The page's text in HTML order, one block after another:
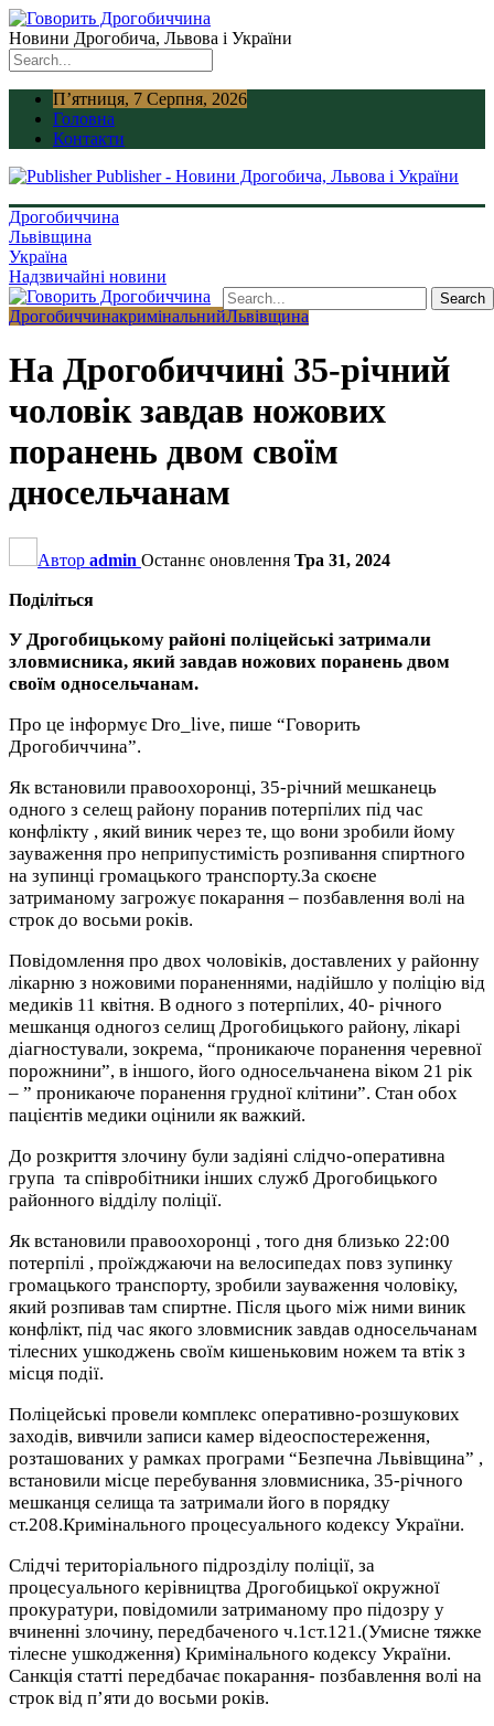
Новини Дрогобича, Львова і України
П’ятниця, 7 Серпня, 2026
Головна
Контакти
Publisher - Новини Дрогобича, Львова і України
Дрогобиччина
Львівщина
Україна
Надзвичайні новини
ДрогобиччинакримінальнийЛьвівщина
На Дрогобиччині 35-річний
чоловік завдав ножових
поранень двом своїм
дносельчанам
Автор admin Останнє оновлення Тра 31, 2024
Поділіться
У Дрогобицькому районі поліцейські затримали
зловмисника, який завдав ножових поранень двом
своїм односельчанам.
Про це інформує Dro_live, пише “Говорить
Дрогобиччина”.
Як встановили правоохоронці, 35-річний мешканець
одного з селещ району поранив потерпілих під час
конфлікту , який виник через те, що вони зробили йому
зауваження про неприпустимість розпивання спиртного
на зупинці громацького транспорту.За скоєне
затриманому загрожує покарання – позбавлення волі на
строк до восьми років.
Повідомлення про двох чоловіків, доставлених у районну
лікарню з ножовими пораненнями, надійшло у поліцію від
медиків 11 квітня. В одного з потерпілих, 40- річного
мешканця одногоз селищ Дрогобицького району, лікарі
діагностували, зокрема, “проникаюче поранення черевної
порожнини”, в іншого, його односельчанена віком 21 рік
– ” проникаюче поранення грудної клітини”. Стан обох
пацієнтів медики оцінили як важкий.
До розкриття злочину були задіяні слідчо-оперативна
група та співробітники інших служб Дрогобицького
районного відділу поліції.
Як встановили правоохоронці , того дня близько 22:00
потерпілі , проїжджаючи на велосипедах повз зупинку
громацького транспорту, зробили зауваження чоловіку,
який розпивав там спиртне. Після цього між ними виник
конфлікт, під час якого зловмисник завдав односельчанам
тілесних ушкоджень своїм кишеньковим ножем та втік з
місця події.
Поліцейські провели комплекс оперативно-розшукових
заходів, вивчили записи камер відеоспостереження,
розташованих у рамках програми “Безпечна Львівщина” ,
встановили місце перебування зловмисника, 35-річного
мешканця селища та затримали його в порядку
ст.208.Кримінального процесуального кодексу України.
Слідчі територіального підрозділу поліції, за
процесуального керівництва Дрогобицької окружної
прокуратури, повідомили затриманому про підозру у
вчиненні злочину, передбаченого ч.1ст.121.(Умисне тяжке
тілесне ушкодження) Кримінального кодексу України.
Санкція статті передбачає покарання- позбавлення волі на
строк від п’яти до восьми років.